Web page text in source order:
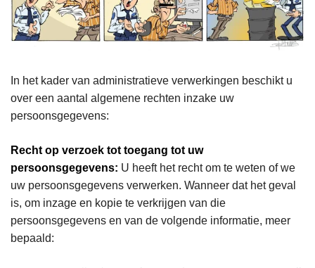
In het kader van administratieve verwerkingen beschikt u
over een aantal algemene rechten inzake uw
persoonsgegevens:
Recht op verzoek tot toegang tot uw
persoonsgegevens: U heeft het recht om te weten of we
uw persoonsgegevens verwerken. Wanneer dat het geval
is, om inzage en kopie te verkrijgen van die
persoonsgegevens en van de volgende informatie, meer
bepaald: